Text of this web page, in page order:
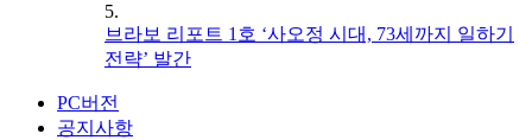
5.
브라보 리포트 1호 ‘사오정 시대, 73세까지 일하기
전략’ 발간
PC버전
공지사항